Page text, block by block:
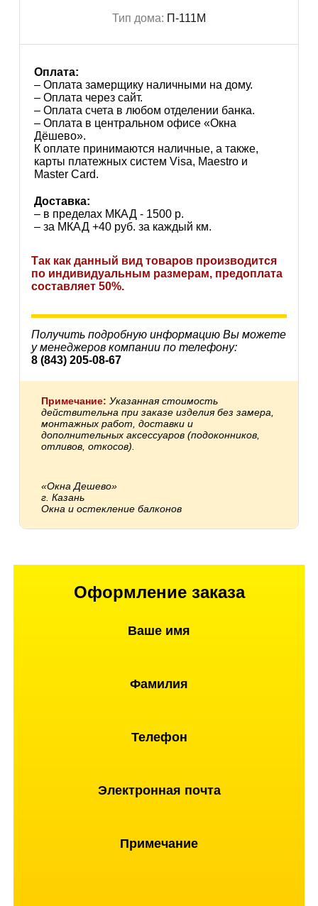
Тип дома: П-111М
Оплата:
– Оплата замерщику наличными на дому.
– Оплата через сайт.
– Оплата счета в любом отделении банка.
– Оплата в центральном офисе «Окна
Дёшево».
К оплате принимаются наличные, а также,
карты платежных систем Visa, Maestro и
Master Card.
Доставка:
– в пределах МКАД - 1500 р.
– за МКАД +40 руб. за каждый км.
Так как данный вид товаров производится
по индивидуальным размерам, предоплата
составляет 50%.
Получить подробную информацию Вы можете
у менеджеров компании по телефону:
8 (843) 205-08-67
Примечание: Указанная стоимость
действительна при заказе изделия без замера,
монтажных работ, доставки и
дополнительных аксессуаров (подоконников,
отливов, откосов).
«Окна Дешево»
г. Казань
Окна и остекление балконов
Оформление заказа
Ваше имя
Фамилия
Телефон
Электронная почта
Примечание